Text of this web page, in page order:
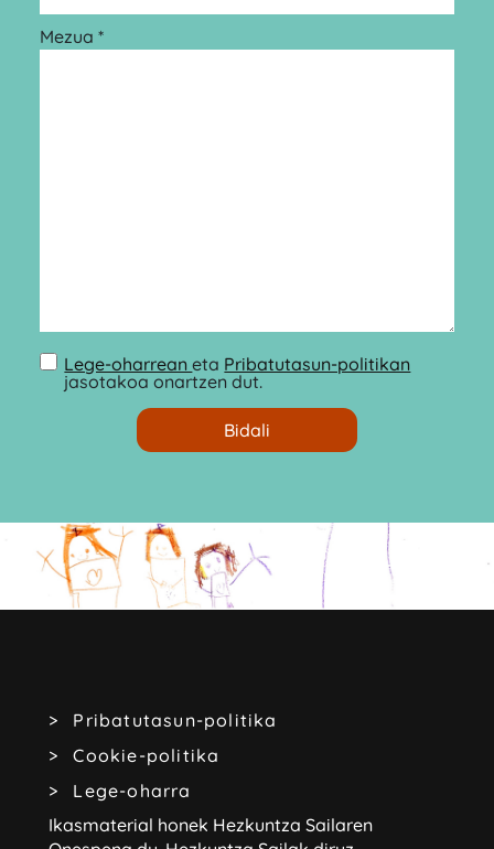
Mezua *
Lege-oharreaneta Pribatutasun-politikan
jasotakoa onartzen dut.
Pribatutasun-politika
Cookie-politika
Lege-oharra
Ikasmaterial honek Hezkuntza Sailaren